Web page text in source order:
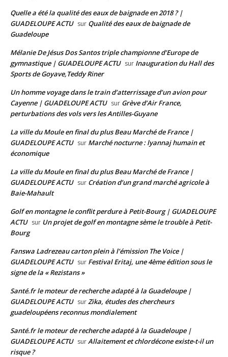
Quelle a été la qualité des eaux de baignade en 2018 ? |
GUADELOUPE ACTU sur Qualité des eaux de baignade de
Guadeloupe
Mélanie De Jésus Dos Santos triple championne d’Europe de
gymnastique | GUADELOUPE ACTU sur Inauguration du Hall des
Sports de Goyave,Teddy Riner
Un homme voyage dans le train d’atterrissage d’un avion pour
Cayenne | GUADELOUPE ACTU sur Grève d’Air France,
perturbations des vols vers les Antilles-Guyane
La ville du Moule en final du plus Beau Marché de France |
GUADELOUPE ACTU sur Marché nocturne : lyannaj humain et
économique
La ville du Moule en final du plus Beau Marché de France |
GUADELOUPE ACTU sur Création d’un grand marché agricole à
Baie-Mahault
Golf en montagne le conflit perdure à Petit-Bourg | GUADELOUPE
ACTU sur Un projet de golf en montagne sème le trouble à Petit-
Bourg
Fanswa Ladrezeau carton plein à l’émission The Voice |
GUADELOUPE ACTU sur Festival Eritaj, une 4ème édition sous le
signe de la « Rezistans »
Santé.fr le moteur de recherche adapté à la Guadeloupe |
GUADELOUPE ACTU sur Zika, études des chercheurs
guadeloupéens reconnus mondialement
Santé.fr le moteur de recherche adapté à la Guadeloupe |
GUADELOUPE ACTU surAllaitement et chlordécone existe-t-il un
risque ?